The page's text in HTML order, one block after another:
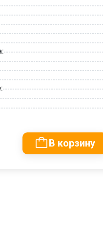
В корзину